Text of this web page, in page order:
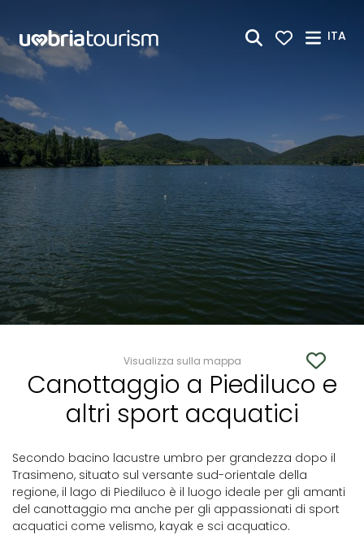
ITA
Visualizza sulla mappa
Canottaggio a Piediluco e
altri sport acquatici
Secondo bacino lacustre umbro per grandezza dopo il
Trasimeno, situato sul versante sud-orientale della
regione, il lago di Piediluco è il luogo ideale per gli amanti
del canottaggio ma anche per gli appassionati di sport
acquatici come velismo, kayak e sci acquatico.